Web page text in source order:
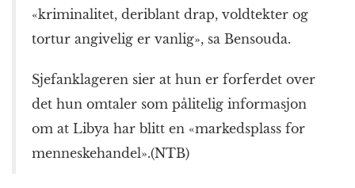
«kriminalitet, deriblant drap, voldtekter og
tortur angivelig er vanlig», sa Bensouda.
Sjefanklageren sier at hun er forferdet over
det hun omtaler som pålitelig informasjon
om at Libya har blitt en «markedsplass for
menneskehandel».(NTB)